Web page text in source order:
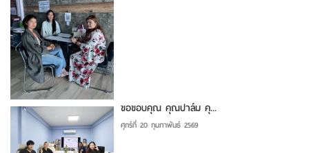
ขอขอบคุณ คุณปาล์ม คุ...
ศุกร์ที่ 20 กุมภาพันธ์ 2569